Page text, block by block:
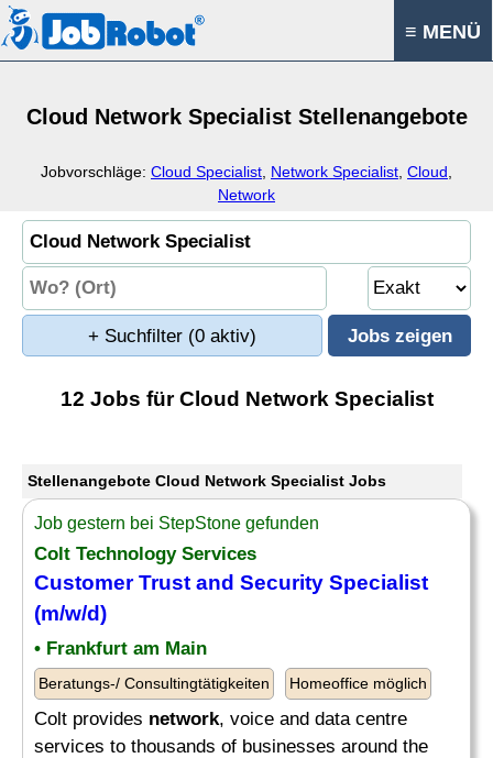
≡ MENÜ
Cloud Network Specialist Stellenangebote
Jobvorschläge: Cloud Specialist Network Specialist Cloud
Network
+ Suchfilter (0 aktiv)
12 Jobs für Cloud Network Specialist
Stellenangebote Cloud Network Specialist Jobs
Job gestern bei StepStone gefunden
Colt Technology Services
Customer Trust and Security Specialist
(m/w/d)
• Frankfurt am Main
Beratungs-/ Consultingtätigkeiten Homeoffice möglich
Colt provides network, voice and data centre
services to thousands of businesses around the